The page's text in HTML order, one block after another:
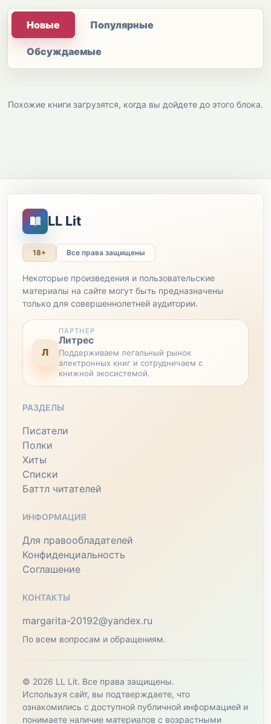
Новые Популярные
Обсуждаемые
Похожие книги загрузятся, когда вы дойдете до этого блока.
LL Lit
18+ Все права защищены
Некоторые произведения и пользовательские
материалы на сайте могут быть предназначены
только для совершеннолетней аудитории.
Л
ПАРТНЕР
Литрес
Поддерживаем легальный рынок
электронных книг и сотрудничаем с
книжной экосистемой.
РАЗДЕЛЫ
Писатели
Полки
Хиты
Списки
Баттл читателей
ИНФОРМАЦИЯ
Для правообладателей
Конфиденциальность
Соглашение
КОНТАКТЫ
margarita-20192@yandex.ru
По всем вопросам и обращениям.
© 2026 LL Lit. Все права защищены.
Используя сайт, вы подтверждаете, что
ознакомились с доступной публичной информацией и
понимаете наличие материалов с возрастными